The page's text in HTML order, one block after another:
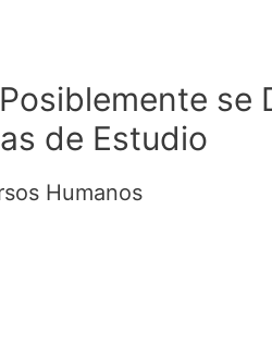
se
de Estudio
Humanos